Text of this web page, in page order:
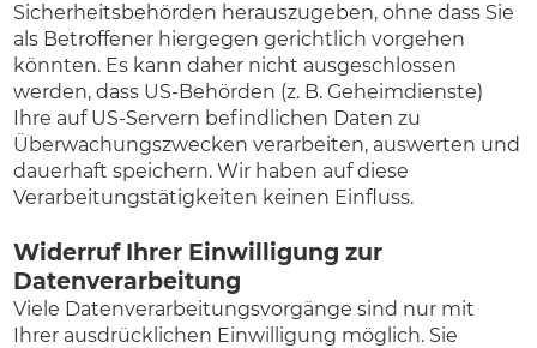
Sicherheitsbehörden herauszugeben, ohne dass Sie
als Betroffener hiergegen gerichtlich vorgehen
könnten. Es kann daher nicht ausgeschlossen
werden, dass US-Behörden (z. B. Geheimdienste)
Ihre auf US-Servern befindlichen Daten zu
Überwachungszwecken verarbeiten, auswerten und
dauerhaft speichern. Wir haben auf diese
Verarbeitungstätigkeiten keinen Einfluss.
Widerruf Ihrer Einwilligung zur
Datenverarbeitung
Viele Datenverarbeitungsvorgänge sind nur mit
Ihrer ausdrücklichen Einwilligung möglich. Sie